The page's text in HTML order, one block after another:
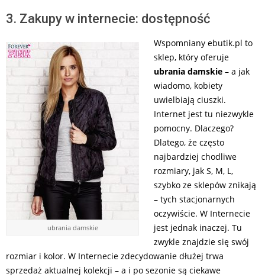
3. Zakupy w internecie: dostępność
ubrania damskie
Wspomniany ebutik.pl to
sklep, który oferuje
ubrania damskie – a jak
wiadomo, kobiety
uwielbiają ciuszki.
Internet jest tu niezwykle
pomocny. Dlaczego?
Dlatego, że często
najbardziej chodliwe
rozmiary, jak S, M, L,
szybko ze sklepów znikają
– tych stacjonarnych
oczywiście. W Internecie
jest jednak inaczej. Tu
zwykle znajdzie się swój
rozmiar i kolor. W Internecie zdecydowanie dłużej trwa
sprzedaż aktualnej kolekcji – a i po sezonie są ciekawe